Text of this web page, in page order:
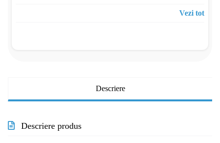
Vezi tot
Descriere
Descriere produs